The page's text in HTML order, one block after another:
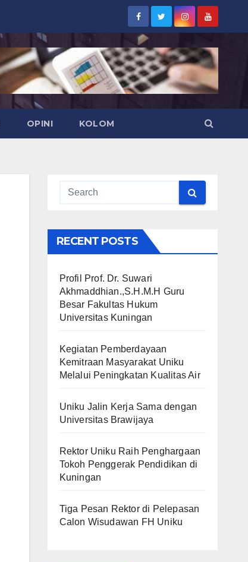
OPINI KOLOM
RECENT POSTS
Profil Prof. Dr. Suwari
Akhmaddhian.,S.H.M.H Guru
Besar Fakultas Hukum
Universitas Kuningan
Kegiatan Pemberdayaan
Kemitraan Masyarakat Uniku
Melalui Peningkatan Kualitas Air
Uniku Jalin Kerja Sama dengan
Universitas Brawijaya
Rektor Uniku Raih Penghargaan
Tokoh Penggerak Pendidikan di
Kuningan
Tiga Pesan Rektor di Pelepasan
Calon Wisudawan FH Uniku